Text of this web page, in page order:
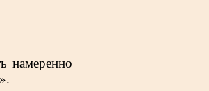
намеренно